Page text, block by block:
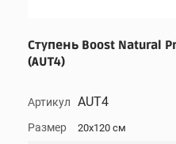
Ступень Boost Natural
(AUT4)
Артикул AUT4
Размер 20x120 см